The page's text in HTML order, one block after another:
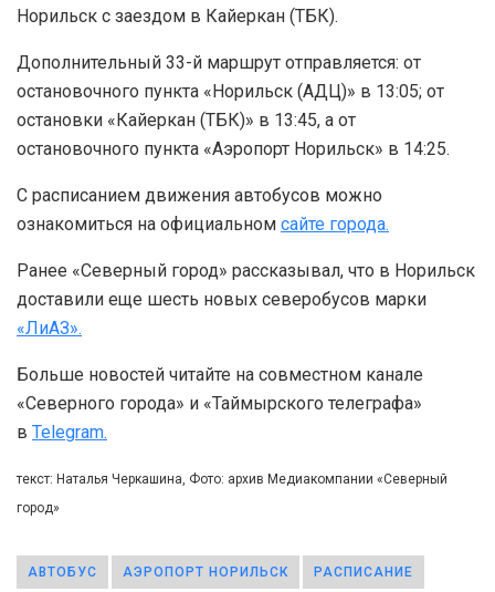
Норильск с заездом в Кайеркан (ТБК).
Дополнительный 33-й маршрут отправляется: от
остановочного пункта «Норильск (АДЦ)» в 13:05; от
остановки «Кайеркан (ТБК)» в 13:45, а от
остановочного пункта «Аэропорт Норильск» в 14:25.
С расписанием движения автобусов можно
ознакомиться на официальном сайте города.
Ранее «Северный город» рассказывал, что в Норильск
доставили еще шесть новых северобусов марки
«ЛиАЗ».
Больше новостей читайте на совместном канале
«Северного города» и «Таймырского телеграфа»
в Telegram.
текст: Наталья Черкашина, Фото: архив Медиакомпании «Северный
город»
АВТОБУС АЭРОПОРТ НОРИЛЬСК РАСПИСАНИЕ